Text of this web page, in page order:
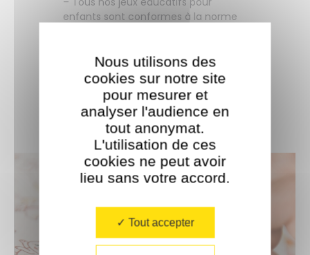
enfants sont conformes à la norme
forêts durablement gérées.
– Concept exclusif : Poppik.
Conception : Delphine Badreddine et
Françoise Baglin.
Nous utilisons des
cookies sur notre site
pour mesurer et
analyser l'audience en
tout anonymat.
L'utilisation de ces
cookies ne peut avoir
lieu sans votre accord.​
Tout accepter